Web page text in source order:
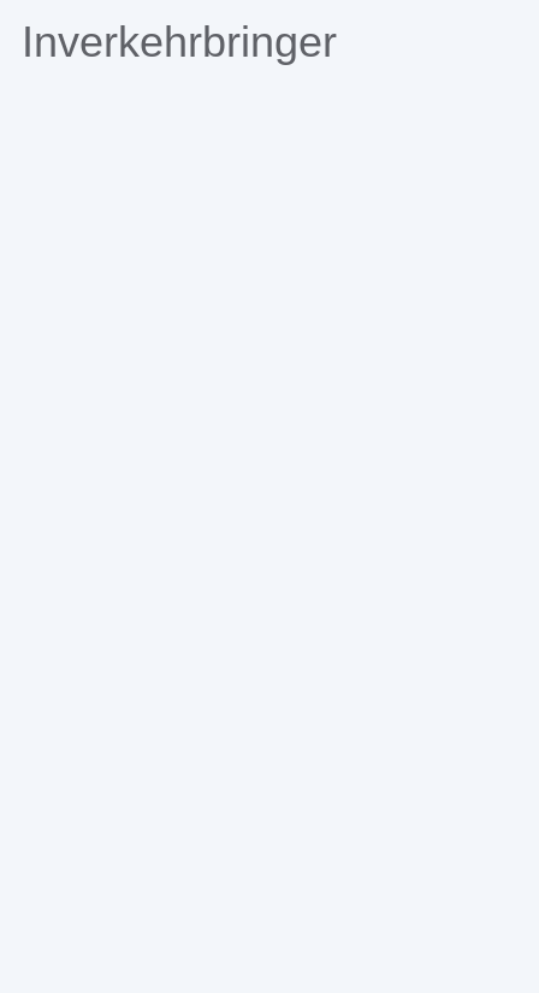
Inverkehrbringer